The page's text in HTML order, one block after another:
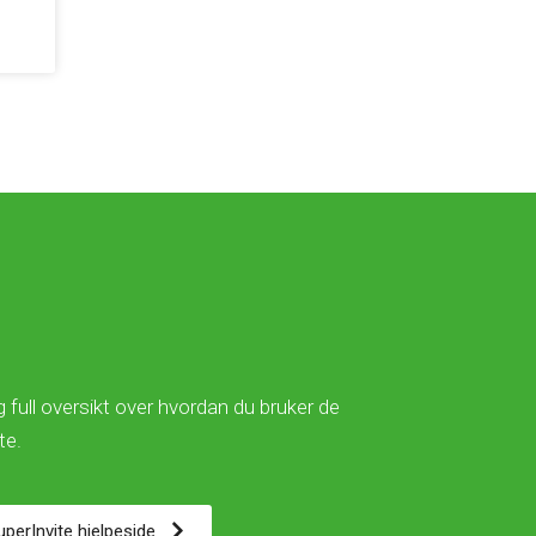
oversikt over hvordan du bruker de
hjelpeside